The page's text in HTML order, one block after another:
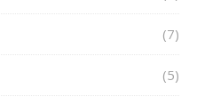
(7)
(5)